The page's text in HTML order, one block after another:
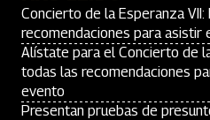
Concierto de la Esperanza
recomendaciones para asistir
Alístate para el Concierto de
todas las recomendaciones
evento
Presentan pruebas de